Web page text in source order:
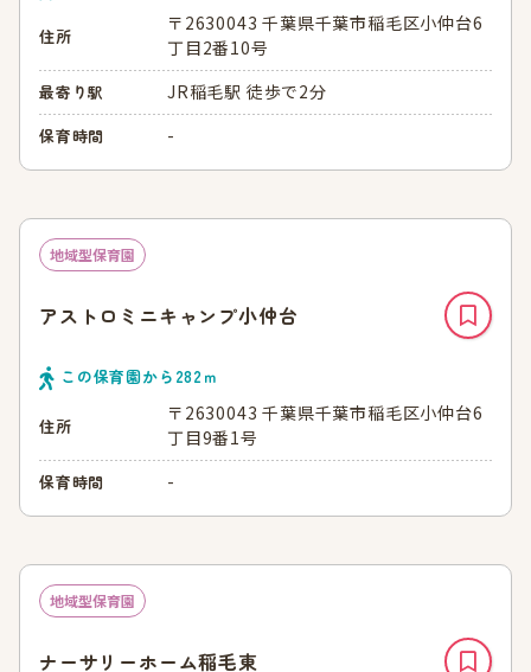
住所
〒2630043 千葉県千葉市稲毛区小仲台6
丁目2番10号
最寄り駅 JR稲毛駅 徒歩で2分
保育時間 -
地域型保育園
アストロミニキャンプ小仲台
この保育園から 282ｍ
住所
〒2630043 千葉県千葉市稲毛区小仲台6
丁目9番1号
保育時間 -
地域型保育園
ナーサリーホーム稲毛東